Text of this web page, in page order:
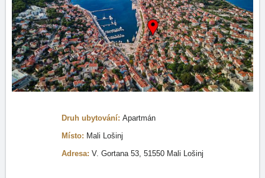
Druh ubytování: Apartmán
Místo: Mali Lošinj
Adresa: V. Gortana 53, 51550 Mali Lošinj